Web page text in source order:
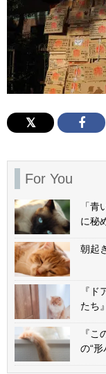
For You
「
に秘
朝起
『
たち
『
の“